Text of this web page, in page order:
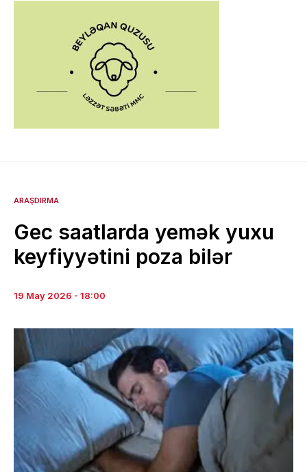
ARAŞDIRMA
Gec saatlarda yemək yuxu
keyfiyyətini poza bilər
19 May 2026 - 18:00